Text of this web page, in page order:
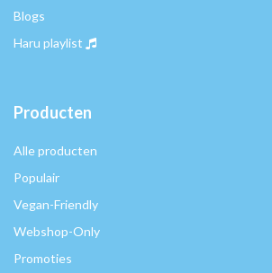
Blogs
Haru playlist
Producten
Alle producten
Populair
Vegan-Friendly
Webshop-Only
Promoties